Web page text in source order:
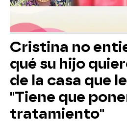
Cristina no
qué su hijo
de la casa que
"Tiene que
tratamiento"